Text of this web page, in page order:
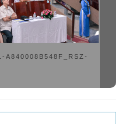
A840008B548F_RSZ-